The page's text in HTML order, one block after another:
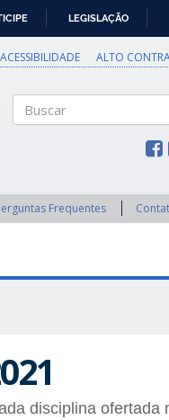
LEGISLAÇÃO
ACESSIBILIDADE ALTO
Frequentes
disciplina ofertada